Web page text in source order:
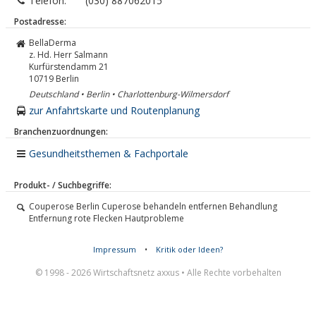
Postadresse:
BellaDerma
z. Hd. Herr Salmann
Kurfürstendamm 21
10719 Berlin
Deutschland • Berlin • Charlottenburg-Wilmersdorf
zur Anfahrtskarte und Routenplanung
Branchenzuordnungen:
Gesundheitsthemen & Fachportale
Produkt- / Suchbegriffe:
Couperose Berlin Cuperose behandeln entfernen Behandlung
Entfernung rote Flecken Hautprobleme
Impressum • Kritik oder Ideen?
© 1998 - 2026 Wirtschaftsnetz axxus • Alle Rechte vorbehalten